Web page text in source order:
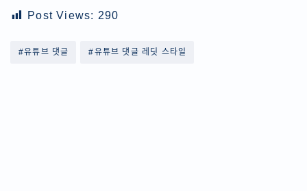
Post Views: 290
#유튜브 댓글 #유튜브 댓글 레딧 스타일